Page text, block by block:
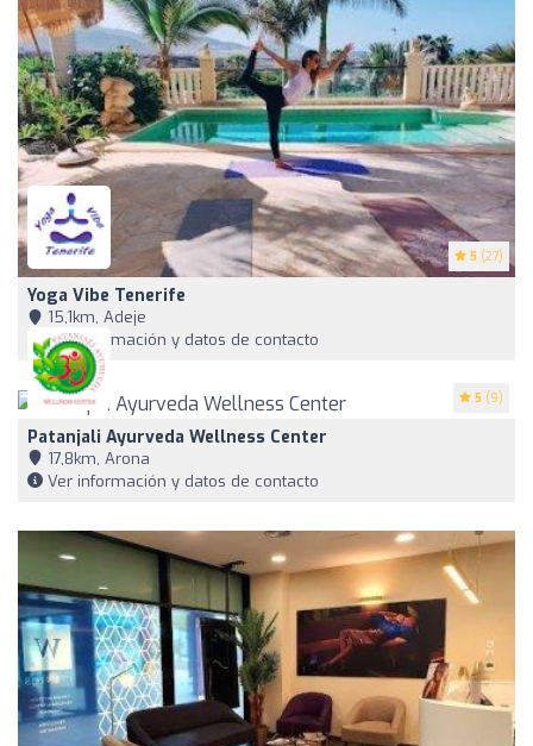
5 (27)
Yoga Vibe Tenerife
15,1km, Adeje
Ver información y datos de contacto
5 (9)
Patanjali Ayurveda Wellness Center
17,8km, Arona
Ver información y datos de contacto